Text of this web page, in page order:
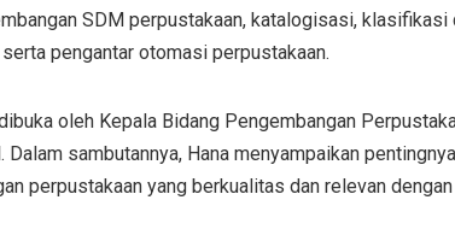
SDM perpustakaan, katalogisasi,
pengantar otomasi perpustakaan.
oleh Kepala Bidang Pengembangan
Dalam sambutannya, Hana menyampaikan
perpustakaan yang berkualitas dan relevan